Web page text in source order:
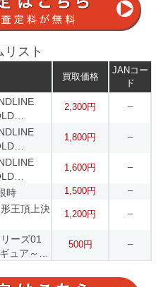
リスト
買取価格
JANコー
ド
・D・ル
2,300円 ー
・ゾロ
1,800円 ー
1,600円 ー
時 1,500円 ー
王頂上決
1,200円 ー
ーズ01
ュア～マ
500円 ー